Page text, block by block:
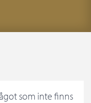
som inte finns